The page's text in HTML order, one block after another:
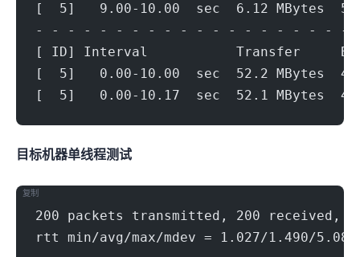
[  5]   9.00-10.00  sec  6.12 MBytes
- - - - - - - - - - - - - - - - - - - -
[ ID] Interval           Transfer
[  5]   0.00-10.00  sec  52.2 MBytes
[  5]   0.00-10.17  sec  52.1
目标机器 IPERF3单线程测试
200 packets transmitted, 200 received,
rtt min/avg/max/mdev = 1.027/1.490/
复制